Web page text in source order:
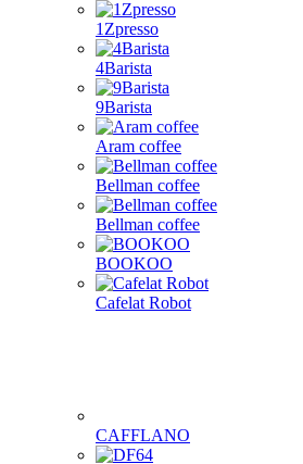
1Zpresso
4Barista
9Barista
Aram coffee
Bellman coffee
Bellman coffee
BOOKOO
Cafelat Robot
CAFFLANO